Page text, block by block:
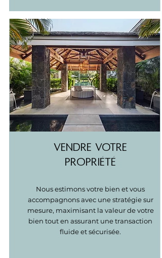
VENDRE VOTRE
PROPRIÉTÉ
Nous estimons votre bien et vous
accompagnons avec une stratégie sur
mesure, maximisant la valeur de votre
bien tout en assurant une transaction
fluide et sécurisée.